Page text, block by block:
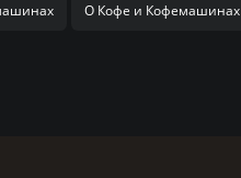
О Кофе и Кофемашинах